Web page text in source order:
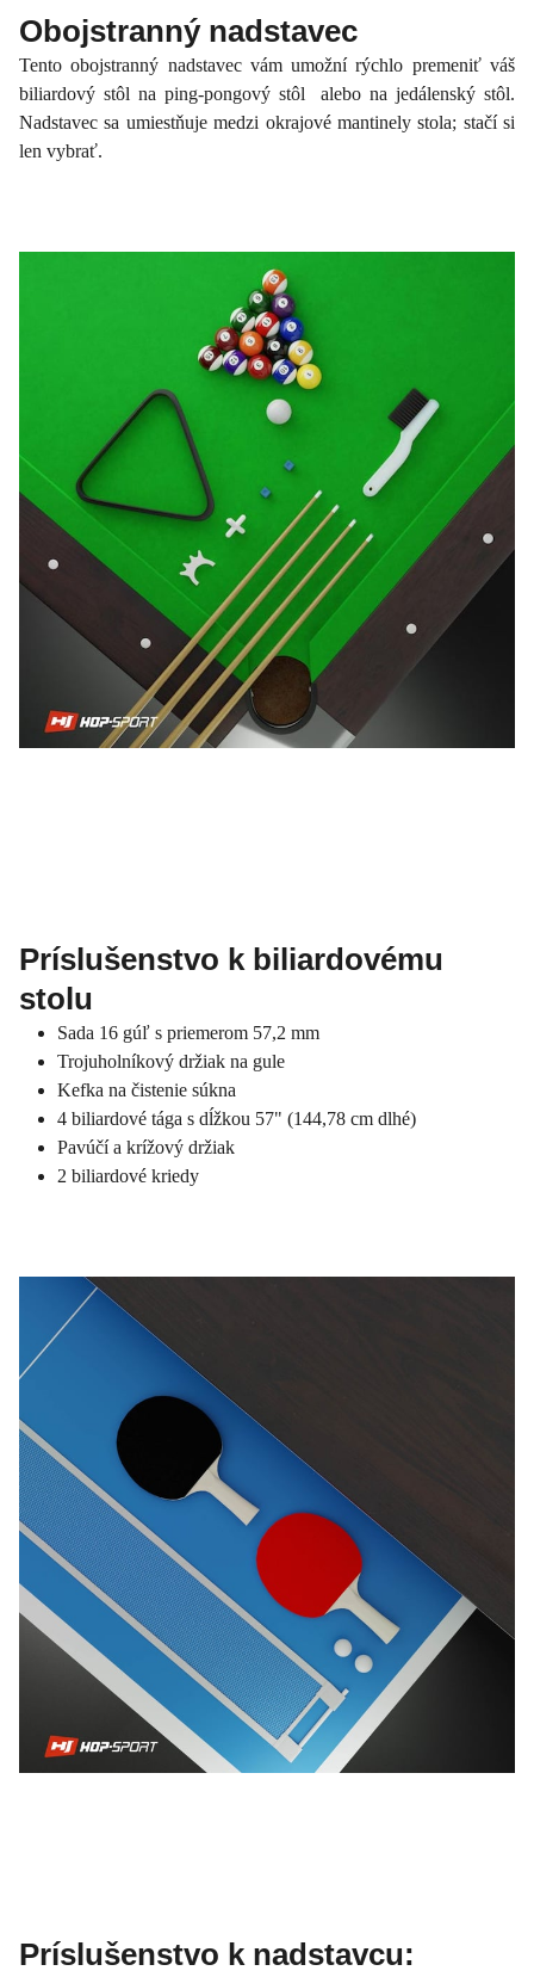
Obojstranný nadstavec
Tento obojstranný nadstavec vám umožní rýchlo premeniť váš
biliardový stôl na ping-pongový stôl alebo na jedálenský stôl.
Nadstavec sa umiestňuje medzi okrajové mantinely stola; stačí si
len vybrať.
Príslušenstvo k biliardovému
stolu
Sada 16 gúľ s priemerom 57,2 mm
Trojuholníkový držiak na gule
Kefka na čistenie súkna
4 biliardové tága s dĺžkou 57" (144,78 cm dlhé)
Pavúčí a krížový držiak
2 biliardové kriedy
Príslušenstvo k nadstavcu: